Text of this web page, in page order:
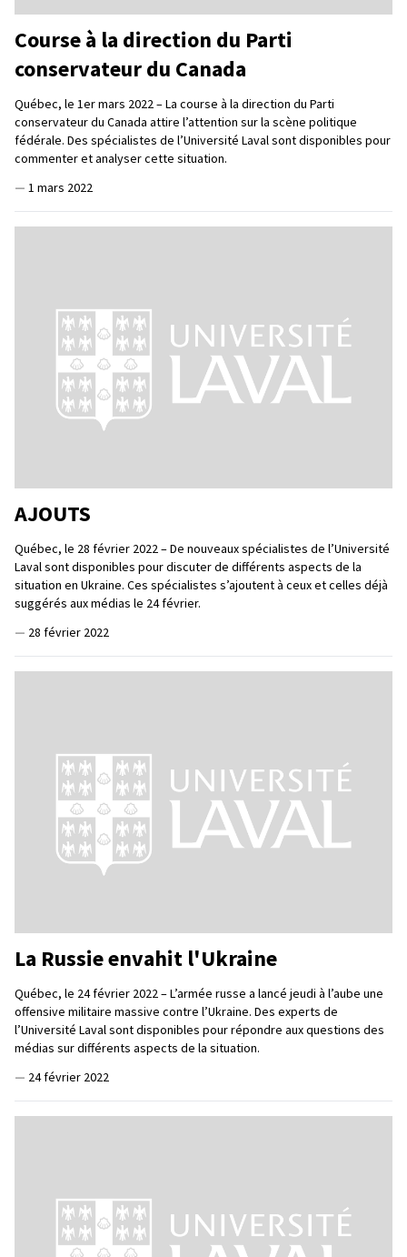
Course à la direction du Parti
conservateur du Canada
Québec, le 1er mars 2022 – La course à la direction du Parti
conservateur du Canada attire l’attention sur la scène politique
fédérale. Des spécialistes de l’Université Laval sont disponibles pour
commenter et analyser cette situation.
— 1 mars 2022
AJOUTS
Québec, le 28 février 2022 – De nouveaux spécialistes de l’Université
Laval sont disponibles pour discuter de différents aspects de la
situation en Ukraine. Ces spécialistes s’ajoutent à ceux et celles déjà
suggérés aux médias le 24 février.
— 28 février 2022
La Russie envahit l'Ukraine
Québec, le 24 février 2022 – L’armée russe a lancé jeudi à l’aube une
offensive militaire massive contre l’Ukraine. Des experts de
l’Université Laval sont disponibles pour répondre aux questions des
médias sur différents aspects de la situation.
— 24 février 2022